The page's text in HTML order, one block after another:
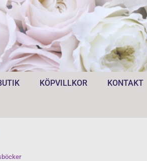
KÖPVILLKOR KONTAKT